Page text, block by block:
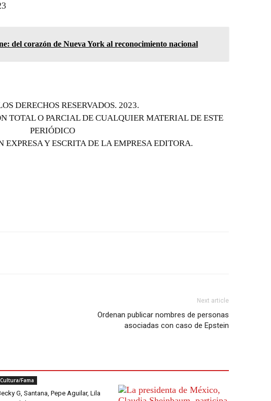
del corazón de Nueva York al reconocimiento nacional
DERECHOS RESERVADOS. 2023.
TOTAL O PARCIAL DE CUALQUIER MATERIAL DE ESTE
PERIÓDICO
Y ESCRITA DE LA EMPRESA EDITORA.
Next article
Ordenan publicar nombres de personas
asociadas con caso de Epstein
Cultura/Fama
G, Santana, Pepe Aguilar, Lila